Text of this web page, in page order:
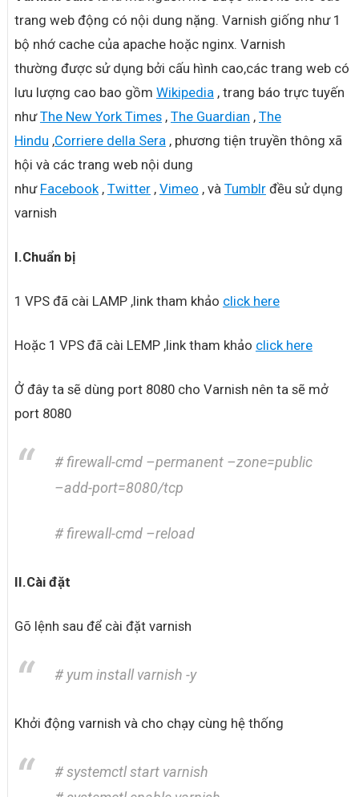
trang web động có nội dung nặng. Varnish giống như 1
bộ nhớ cache của apache hoặc nginx. Varnish
thường được sử dụng bởi cấu hình cao,các trang web có
lưu lượng cao bao gồm Wikipedia, trang báo trực tuyến
nhưThe New York Times, The Guardian , The
Hindu ,Corriere della Sera, phương tiện truyền thông xã
hội và các trang web nội dung
như Facebook, Twitter, Vimeo , và Tumblrđều sử dụng
varnish
I.Chuẩn bị
1 VPS đã cài LAMP ,link tham khảo click here
Hoặc 1 VPS đã cài LEMP ,link tham khảo click here
Ở đây ta sẽ dùng port 8080 cho Varnish nên ta sẽ mở
port 8080
# firewall-cmd –permanent –zone=public
–add-port=8080/tcp
# firewall-cmd –reload
II.Cài đặt
Gõ lệnh sau để cài đặt varnish
# yum install varnish -y
Khởi động varnish và cho chạy cùng hệ thống
# systemctl start varnish